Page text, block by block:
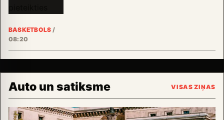
BASKETBOLS /
08:20
Auto un satiksme VISAS ZIŅAS